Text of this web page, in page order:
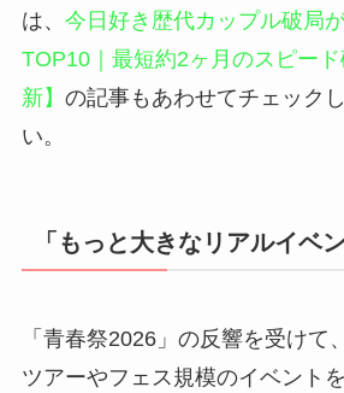
は、 今日好き歴代カップル破局
TOP10｜最短約2ヶ月のスピー
新】 の記事もあわせてチェック
い。
「もっと大きなリアルイベン
「青春祭2026」の反響を受けて
ツアーやフェス規模のイベント